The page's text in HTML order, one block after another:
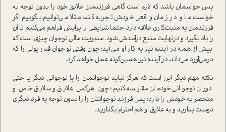
پس حواسمان باشد که لازم است گاهی فرزندمان علايق خود را بدون توجه به
خواست ما و در زمان واقعي خودش تجربه كند؛ مثلا می‌توانيم بگوييم اگر‌
فرزندمان به منبت‌كاري علاقه دارد، حتما شرايطي را برايش فراهم می‌كنیم تا آن
را یاد بگیرد و درنهایت منبع درآمدش شود. مديريت مالي نوجوان چيزي است كه
بيش از همه در آينده نيز به كار او می‌آيد؛ چون وقتي نوجوان قدر پولي را كه
درمی‌آورد می‌داند، در آينده نيز ‌همين‌گونه عمل خواهد کرد.
نكته مهم ديگر اين است كه هرگز نباید نوجوانمان را با نوجواني ديگر يا حتی
دوران نوجواني خودمان مقايسه كنيم‌؛ چون هرکس علایق و سلایق خاص و
منحصر به خودش را دارد؛ پس فرزند نوجوانتان را را بدون توجه به فرد ديگري
دوست بداريد و به علايق او هم احترام بگذاريد.